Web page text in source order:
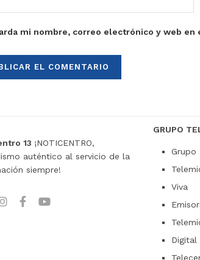
mi nombre, correo electrónico y web
13 ¡NOTICENTRO,
auténtico al servicio de la
siempre!
GRUPO
Grupo
Viva
Digital